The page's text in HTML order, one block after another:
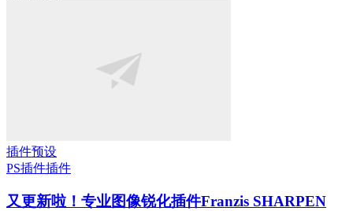
插件预设
PS插件插件
又更新啦！专业图像锐化插件Franzis SHARPEN